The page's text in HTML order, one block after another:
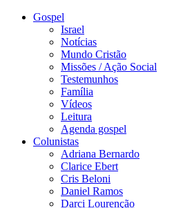
Gospel
Israel
Notícias
Mundo Cristão
Missões / Ação Social
Testemunhos
Família
Vídeos
Leitura
Agenda gospel
Colunistas
Adriana Bernardo
Clarice Ebert
Cris Beloni
Daniel Ramos
Darci Lourenção